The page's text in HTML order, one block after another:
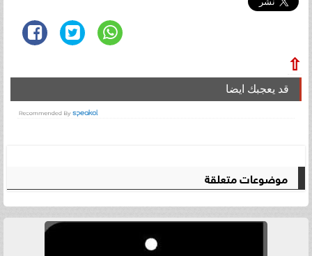
⇧
قد يعجبك ايضا
موضوعات متعلقة